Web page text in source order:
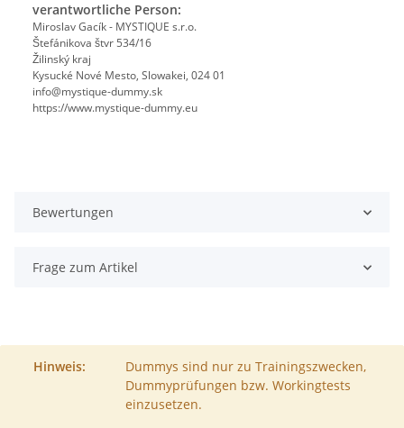
verantwortliche Person:
Miroslav Gacík - MYSTIQUE s.r.o.
Štefánikova štvr 534/16
Žilinský kraj
Kysucké Nové Mesto, Slowakei, 024 01
info@mystique-dummy.sk
https://www.mystique-dummy.eu
Bewertungen
Frage zum Artikel
Hinweis:
Dummys sind nur zu Trainingszwecken,
Dummyprüfungen bzw. Workingtests
einzusetzen.